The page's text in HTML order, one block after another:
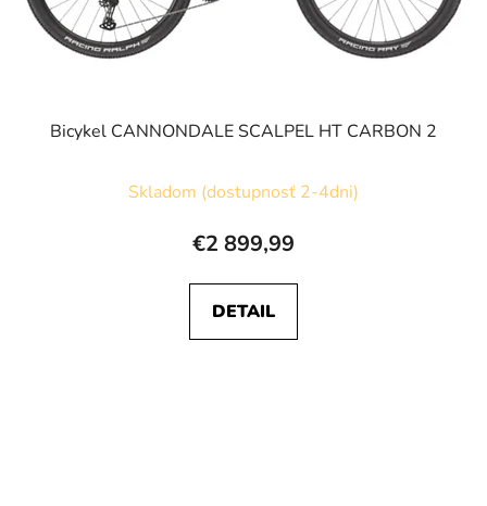
Bicykel CANNONDALE SCALPEL HT CARBON 2
Skladom (dostupnosť 2-4dni)
€2 899,99
DETAIL